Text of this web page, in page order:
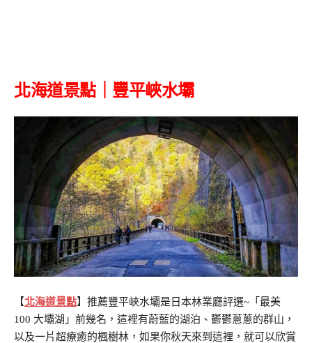
北海道景點｜ 豐平峽水壩
【北海道景點】推薦豐平峽水壩是日本林業廳評選~「最美
100 大壩湖」前幾名，這裡有蔚藍的湖泊、鬱鬱蔥蔥的群山，
以及一片超療癒的楓樹林，如果你秋天來到這裡，就可以欣賞